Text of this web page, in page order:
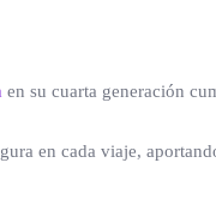
en su cuarta generación
en cada viaje,